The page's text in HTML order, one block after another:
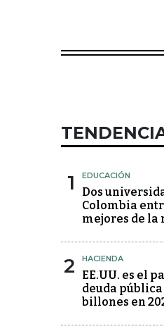
1 EDUCACIÓN
Dos
Colombia
mejores de la
2 HACIENDA
EE.UU. es el
deuda pública
billones en